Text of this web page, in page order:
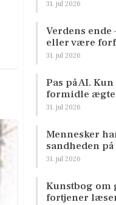
31. jul 2026
Verdens
eller være
31. jul 2026
Pas på AI.
formidle
31. jul 2026
Mennesker
sandheden
31. jul 2026
Kunstbog
fortjener